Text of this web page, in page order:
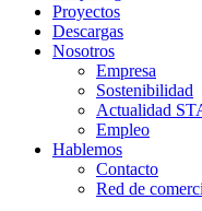
Proyectos
Descargas
Nosotros
Empresa
Sostenibilidad
Actualidad
Empleo
Hablemos
Contacto
Red de